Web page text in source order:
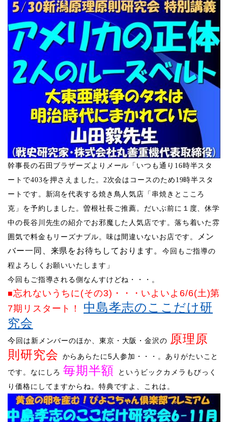
幹事長の石田ブラザーズよりメール「​ いつも通り16時半スタ
ートで403を押さえました。2 次会はコースのため19時半スタ
ートです。新潟を代表する焼き鳥人気店「串焼きとこころ
克」を予約しました。曽根社長ご推薦。だいぶ前に１度、休学
中の長谷川先生の紹介でお邪魔した人気店です。落ち着いた雰
囲気で料金もリーズナブル。味は間違いないお店です。
メン
バー一同、来県をお待ちしております。今回もご指導の
程よろしくお願いいたします」
​今回もご指導される側なんすけどね・・・。
■忘れないう ちに(その3) ・・・ いよいよ6/6(土)第
7期リスタート！
中島孝志のここだけ研
究会
​今回は新メンバーのほか、東京・大阪・金沢の 原理原
則研究会
からあらたに5人参加・・・。ありがたいこと
です。なにしろ毎期半額
というビックカメラもびっく
り価格にしてますからね。特典ですよ、これは。